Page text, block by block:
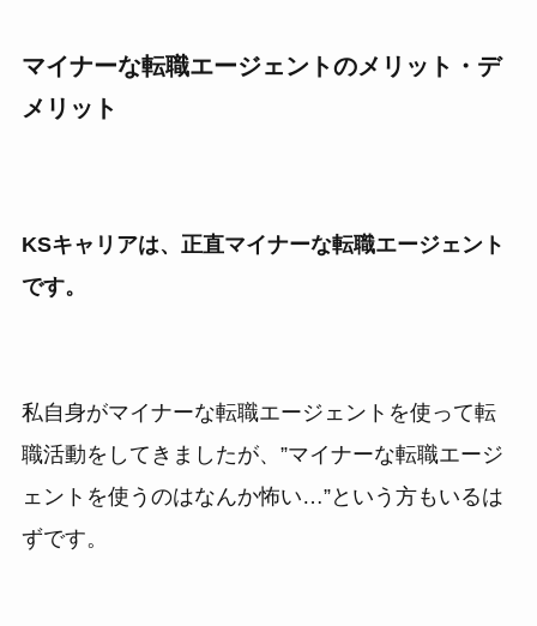
マイナーな転職エージェントのメリット・デ
メリット
KSキャリアは、正直マイナーな転職エージェント
です。
私自身がマイナーな転職エージェントを使って転
職活動をしてきましたが、”マイナーな転職エージ
ェントを使うのはなんか怖い…”という方もいるは
ずです。